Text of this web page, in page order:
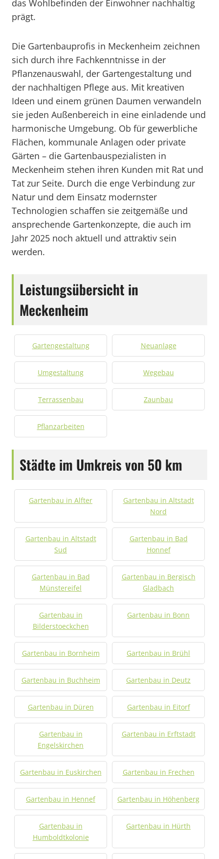
das Wohlbefinden der Einwohner nachhaltig
prägt.
Die Gartenbauprofis in Meckenheim zeichnen
sich durch ihre Fachkenntnisse in der
Pflanzenauswahl, der Gartengestaltung und
der nachhaltigen Pflege aus. Mit kreativen
Ideen und einem grünen Daumen verwandeln
sie jeden Außenbereich in eine einladende und
harmonische Umgebung. Ob für gewerbliche
Flächen, kommunale Anlagen oder private
Gärten – die Gartenbauspezialisten in
Meckenheim stehen ihren Kunden mit Rat und
Tat zur Seite. Durch die enge Verbindung zur
Natur und dem Einsatz modernster
Technologien schaffen sie zeitgemäße und
ansprechende Gartenkonzepte, die auch im
Jahr 2025 noch aktuell und attraktiv sein
werden.
Leistungsübersicht in
Meckenheim
Gartengestaltung Neuanlage
Umgestaltung Wegebau
Terrassenbau Zaunbau
Pflanzarbeiten
Städte im Umkreis von 50 km
Gartenbau in Alfter
Gartenbau in Altstadt
Nord
Gartenbau in Altstadt
Sud
Gartenbau in Bad
Honnef
Gartenbau in Bad
Münstereifel
Gartenbau in Bergisch
Gladbach
Gartenbau in
Bilderstoeckchen
Gartenbau in Bonn
Gartenbau in Bornheim Gartenbau in Brühl
Gartenbau in Buchheim Gartenbau in Deutz
Gartenbau in Düren Gartenbau in Eitorf
Gartenbau in
Engelskirchen
Gartenbau in Erftstadt
Gartenbau in Euskirchen Gartenbau in Frechen
Gartenbau in Hennef Gartenbau in Höhenberg
Gartenbau in
Humboldtkolonie
Gartenbau in Hürth